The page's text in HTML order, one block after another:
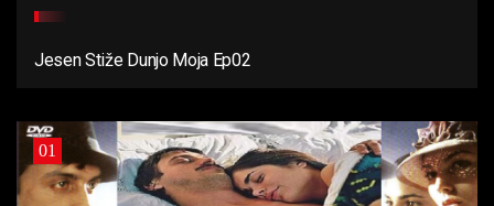
Jesen Stiže Dunjo Moja Ep02
01